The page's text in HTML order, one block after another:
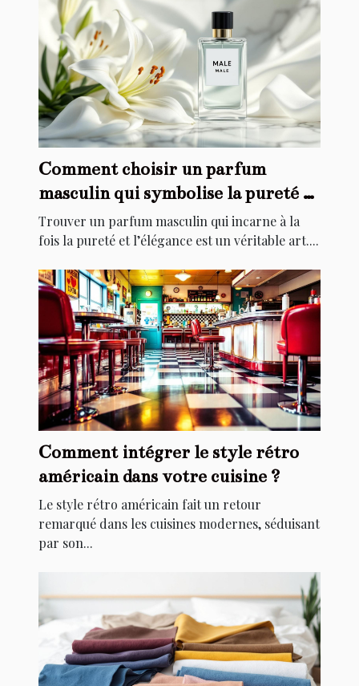
Comment choisir un parfum
masculin qui symbolise la pureté et
l'élégance ?
Trouver un parfum masculin qui incarne à la
fois la pureté et l’élégance est un véritable art....
Comment intégrer le style rétro
américain dans votre cuisine ?
Le style rétro américain fait un retour
remarqué dans les cuisines modernes, séduisant
par son...